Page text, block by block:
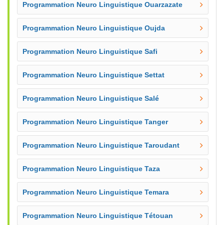
Programmation Neuro Linguistique Ouarzazate
Programmation Neuro Linguistique Oujda
Programmation Neuro Linguistique Safi
Programmation Neuro Linguistique Settat
Programmation Neuro Linguistique Salé
Programmation Neuro Linguistique Tanger
Programmation Neuro Linguistique Taroudant
Programmation Neuro Linguistique Taza
Programmation Neuro Linguistique Temara
Programmation Neuro Linguistique Tétouan